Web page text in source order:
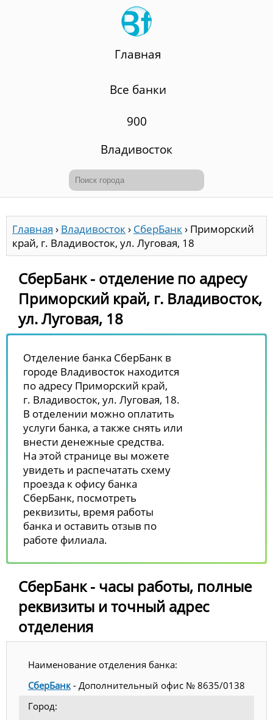
Главная
Все банки
900
Владивосток
Главная › Владивосток› СберБанк› Приморский
край, г. Владивосток, ул. Луговая, 18
СберБанк - отделение по адресу
Приморский край, г. Владивосток,
ул. Луговая, 18
Отделение банка СберБанк в
городе Владивосток находится
по адресу Приморский край,
г. Владивосток, ул. Луговая, 18.
В отделении можно оплатить
услуги банка, а также снять или
внести денежные средства.
На этой странице вы можете
увидеть и распечатать схему
проезда к офису банка
СберБанк, посмотреть
реквизиты, время работы
банка и оставить отзыв по
работе филиала.
СберБанк - часы работы, полные
реквизиты и точный адрес
отделения
Наименование отделения банка:
СберБанк - Дополнительный офис № 8635/0138
Город: